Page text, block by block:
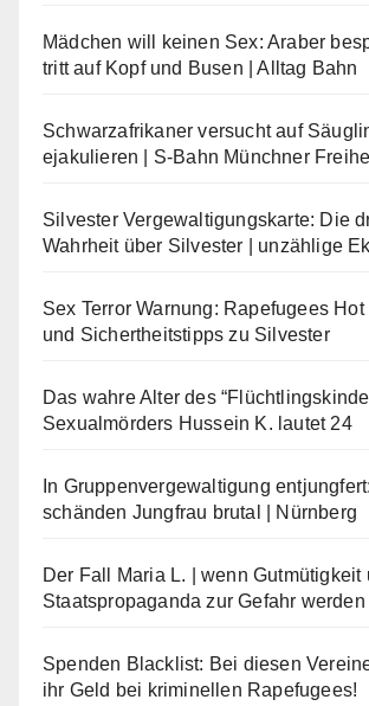
Mädchen will keinen Sex: Araber
tritt auf Kopf und Busen | Alltag Bahn
Schwarzafrikaner versucht auf
ejakulieren | S-Bahn Münchner
Silvester Vergewaltigungskarte: Die
Wahrheit über Silvester | unzählige
Sex Terror Warnung: Rapefugees
und Sichertheitstipps zu Silvester
Das wahre Alter des
Sexualmörders Hussein K. lautet 24
In Gruppenvergewaltigung
schänden Jungfrau brutal | Nürnberg
Der Fall Maria L. | wenn Gutmütigkeit
Staatspropaganda zur Gefahr werden
Spenden Blacklist: Bei diesen
ihr Geld bei kriminellen Rapefugees!